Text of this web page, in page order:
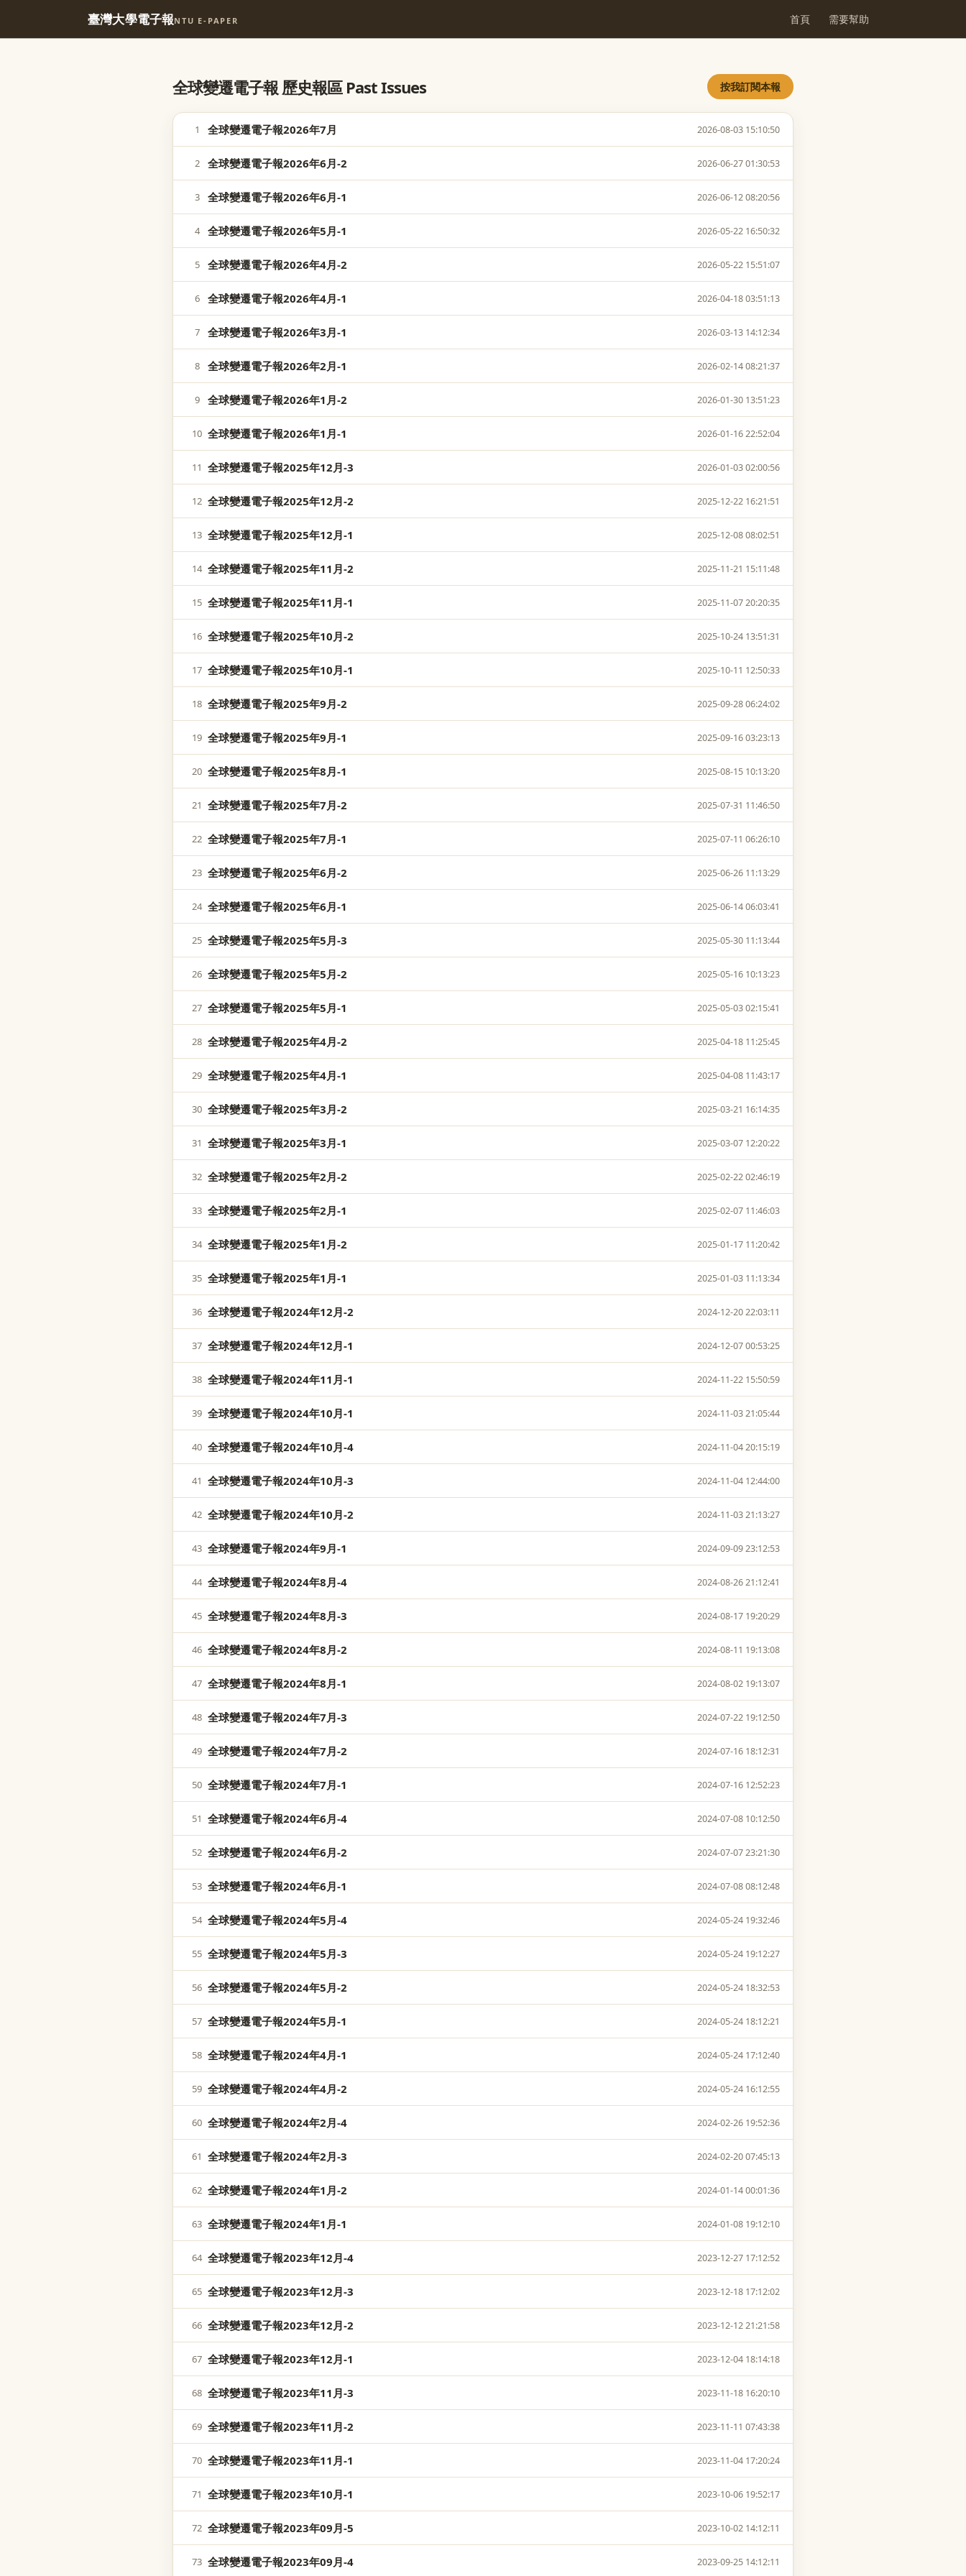
臺灣大學電子報NTU E-PAPER 首頁 需要幫助
全球變遷電子報 歷史報區 Past Issues 按我訂閱本報
1 全球變遷電子報2026年7月 2026-08-03 15:10:50
2 全球變遷電子報2026年6月-2 2026-06-27 01:30:53
3 全球變遷電子報2026年6月-1 2026-06-12 08:20:56
4 全球變遷電子報2026年5月-1 2026-05-22 16:50:32
5 全球變遷電子報2026年4月-2 2026-05-22 15:51:07
6 全球變遷電子報2026年4月-1 2026-04-18 03:51:13
7 全球變遷電子報2026年3月-1 2026-03-13 14:12:34
8 全球變遷電子報2026年2月-1 2026-02-14 08:21:37
9 全球變遷電子報2026年1月-2 2026-01-30 13:51:23
10 全球變遷電子報2026年1月-1 2026-01-16 22:52:04
11 全球變遷電子報2025年12月-3 2026-01-03 02:00:56
12 全球變遷電子報2025年12月-2 2025-12-22 16:21:51
13 全球變遷電子報2025年12月-1 2025-12-08 08:02:51
14 全球變遷電子報2025年11月-2 2025-11-21 15:11:48
15 全球變遷電子報2025年11月-1 2025-11-07 20:20:35
16 全球變遷電子報2025年10月-2 2025-10-24 13:51:31
17 全球變遷電子報2025年10月-1 2025-10-11 12:50:33
18 全球變遷電子報2025年9月-2 2025-09-28 06:24:02
19 全球變遷電子報2025年9月-1 2025-09-16 03:23:13
20 全球變遷電子報2025年8月-1 2025-08-15 10:13:20
21 全球變遷電子報2025年7月-2 2025-07-31 11:46:50
22 全球變遷電子報2025年7月-1 2025-07-11 06:26:10
23 全球變遷電子報2025年6月-2 2025-06-26 11:13:29
24 全球變遷電子報2025年6月-1 2025-06-14 06:03:41
25 全球變遷電子報2025年5月-3 2025-05-30 11:13:44
26 全球變遷電子報2025年5月-2 2025-05-16 10:13:23
27 全球變遷電子報2025年5月-1 2025-05-03 02:15:41
28 全球變遷電子報2025年4月-2 2025-04-18 11:25:45
29 全球變遷電子報2025年4月-1 2025-04-08 11:43:17
30 全球變遷電子報2025年3月-2 2025-03-21 16:14:35
31 全球變遷電子報2025年3月-1 2025-03-07 12:20:22
32 全球變遷電子報2025年2月-2 2025-02-22 02:46:19
33 全球變遷電子報2025年2月-1 2025-02-07 11:46:03
34 全球變遷電子報2025年1月-2 2025-01-17 11:20:42
35 全球變遷電子報2025年1月-1 2025-01-03 11:13:34
36 全球變遷電子報2024年12月-2 2024-12-20 22:03:11
37 全球變遷電子報2024年12月-1 2024-12-07 00:53:25
38 全球變遷電子報2024年11月-1 2024-11-22 15:50:59
39 全球變遷電子報2024年10月-1 2024-11-03 21:05:44
40 全球變遷電子報2024年10月-4 2024-11-04 20:15:19
41 全球變遷電子報2024年10月-3 2024-11-04 12:44:00
42 全球變遷電子報2024年10月-2 2024-11-03 21:13:27
43 全球變遷電子報2024年9月-1 2024-09-09 23:12:53
44 全球變遷電子報2024年8月-4 2024-08-26 21:12:41
45 全球變遷電子報2024年8月-3 2024-08-17 19:20:29
46 全球變遷電子報2024年8月-2 2024-08-11 19:13:08
47 全球變遷電子報2024年8月-1 2024-08-02 19:13:07
48 全球變遷電子報2024年7月-3 2024-07-22 19:12:50
49 全球變遷電子報2024年7月-2 2024-07-16 18:12:31
50 全球變遷電子報2024年7月-1 2024-07-16 12:52:23
51 全球變遷電子報2024年6月-4 2024-07-08 10:12:50
52 全球變遷電子報2024年6月-2 2024-07-07 23:21:30
53 全球變遷電子報2024年6月-1 2024-07-08 08:12:48
54 全球變遷電子報2024年5月-4 2024-05-24 19:32:46
55 全球變遷電子報2024年5月-3 2024-05-24 19:12:27
56 全球變遷電子報2024年5月-2 2024-05-24 18:32:53
57 全球變遷電子報2024年5月-1 2024-05-24 18:12:21
58 全球變遷電子報2024年4月-1 2024-05-24 17:12:40
59 全球變遷電子報2024年4月-2 2024-05-24 16:12:55
60 全球變遷電子報2024年2月-4 2024-02-26 19:52:36
61 全球變遷電子報2024年2月-3 2024-02-20 07:45:13
62 全球變遷電子報2024年1月-2 2024-01-14 00:01:36
63 全球變遷電子報2024年1月-1 2024-01-08 19:12:10
64 全球變遷電子報2023年12月-4 2023-12-27 17:12:52
65 全球變遷電子報2023年12月-3 2023-12-18 17:12:02
66 全球變遷電子報2023年12月-2 2023-12-12 21:21:58
67 全球變遷電子報2023年12月-1 2023-12-04 18:14:18
68 全球變遷電子報2023年11月-3 2023-11-18 16:20:10
69 全球變遷電子報2023年11月-2 2023-11-11 07:43:38
70 全球變遷電子報2023年11月-1 2023-11-04 17:20:24
71 全球變遷電子報2023年10月-1 2023-10-06 19:52:17
72 全球變遷電子報2023年09月-5 2023-10-02 14:12:11
73 全球變遷電子報2023年09月-4 2023-09-25 14:12:11